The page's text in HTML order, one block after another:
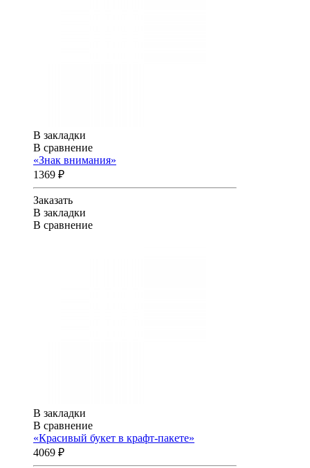
В закладки
В сравнение
«Знак внимания»
1369 ₽
Заказать
В закладки
В сравнение
В закладки
В сравнение
«Красивый букет в крафт-пакете»
4069 ₽